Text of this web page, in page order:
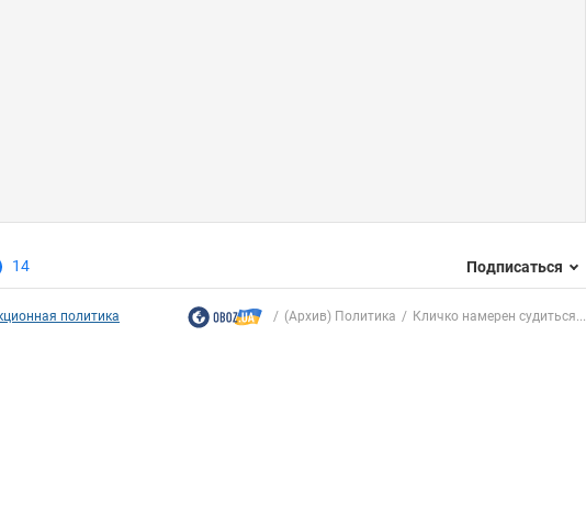
14 Подписаться
политика (Архив) Политика Кличко намерен судиться...